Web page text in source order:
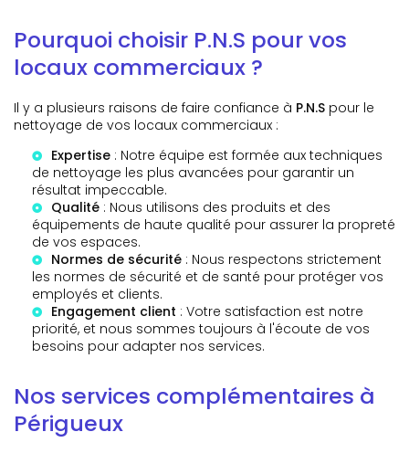
Pourquoi choisir P.N.S pour vos
locaux commerciaux ?
Il y a plusieurs raisons de faire confiance à P.N.S pour le
nettoyage de vos locaux commerciaux :
Expertise : Notre équipe est formée aux techniques
de nettoyage les plus avancées pour garantir un
résultat impeccable.
Qualité : Nous utilisons des produits et des
équipements de haute qualité pour assurer la propreté
de vos espaces.
Normes de sécurité : Nous respectons strictement
les normes de sécurité et de santé pour protéger vos
employés et clients.
Engagement client : Votre satisfaction est notre
priorité, et nous sommes toujours à l'écoute de vos
besoins pour adapter nos services.
Nos services complémentaires à
Périgueux